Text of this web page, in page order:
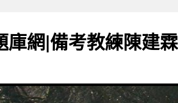
庫網|備考教練陳建霖